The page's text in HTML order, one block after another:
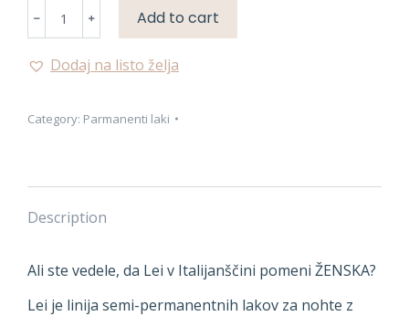
PARMANENTNA
BARVA
quantity
Add to cart
Dodaj na listo želja
Category: Parmanenti laki
Description
Ali ste vedele, da Lei v Italijanščini pomeni ŽENSKA?
Lei je linija semi-permanentnih lakov za nohte z